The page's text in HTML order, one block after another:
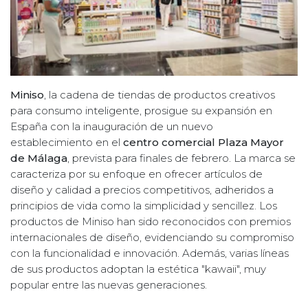
Miniso , la cadena de tiendas de productos creativos
para consumo inteligente, prosigue su expansión en
España con la inauguración de un nuevo
establecimiento en el centro comercial Plaza Mayor
de Málaga , prevista para finales de febrero. La marca se
caracteriza por su enfoque en ofrecer artículos de
diseño y calidad a precios competitivos, adheridos a
principios de vida como la simplicidad y sencillez. Los
productos de Miniso han sido reconocidos con premios
internacionales de diseño, evidenciando su compromiso
con la funcionalidad e innovación. Además, varias líneas
de sus productos adoptan la estética "kawaii", muy
popular entre las nuevas generaciones.